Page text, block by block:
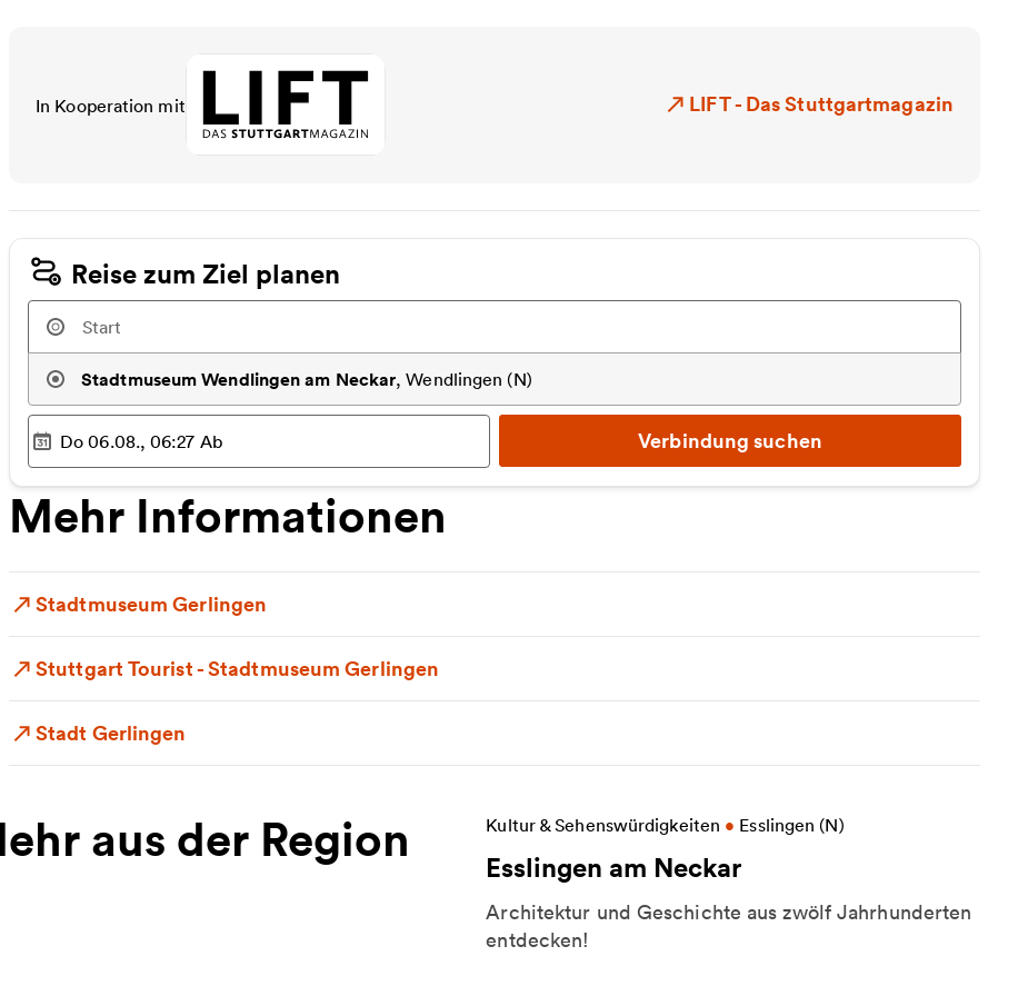
In Kooperation mit
LIFT - Das Stuttgartmagazin
LIFT - Das Stuttgartmagazin
Reise zum Ziel planen
Stadtmuseum Wendlingen am Neckar,Wendlingen (N)
Ausgewählter Zeitpunkt
Do 06.08., 06:27 Ab Verbindung suchen
Mehr Informationen
Stadtmuseum Gerlingen
Stuttgart Tourist - Stadtmuseum Gerlingen
Stadt Gerlingen
aus der Region Kultur & Sehenswürdigkeiten • Esslingen (N)
Esslingen am Neckar
Architektur und Geschichte aus zwölf Jahrhunderten
entdecken!
Weitere Informationen zu Esslingen am Neckar